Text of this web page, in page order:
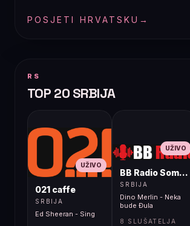
POSJETI HRVATSKU →
RS
TOP 20 SRBIJA
UŽIVO
021 caffe
SRBIJA
Ed Sheeran - Sing
UŽIVO
BB Radio Sombor
SRBIJA
Dino Merlin - Neka
bude Đula
8 SLUŠATELJA